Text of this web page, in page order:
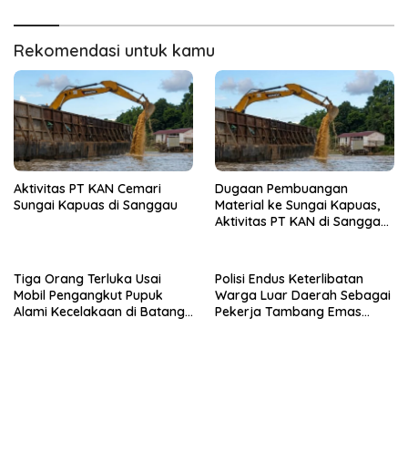
Pesisir
Rekomendasi untuk kamu
Aktivitas PT KAN Cemari
Sungai Kapuas di Sanggau
Dugaan Pembuangan
Material ke Sungai Kapuas,
Aktivitas PT KAN di Sanggau
Tiga Orang Terluka Usai
Mobil Pengangkut Pupuk
Alami Kecelakaan di Batang
Polisi Endus Keterlibatan
Warga Luar Daerah Sebagai
Pekerja Tambang Emas